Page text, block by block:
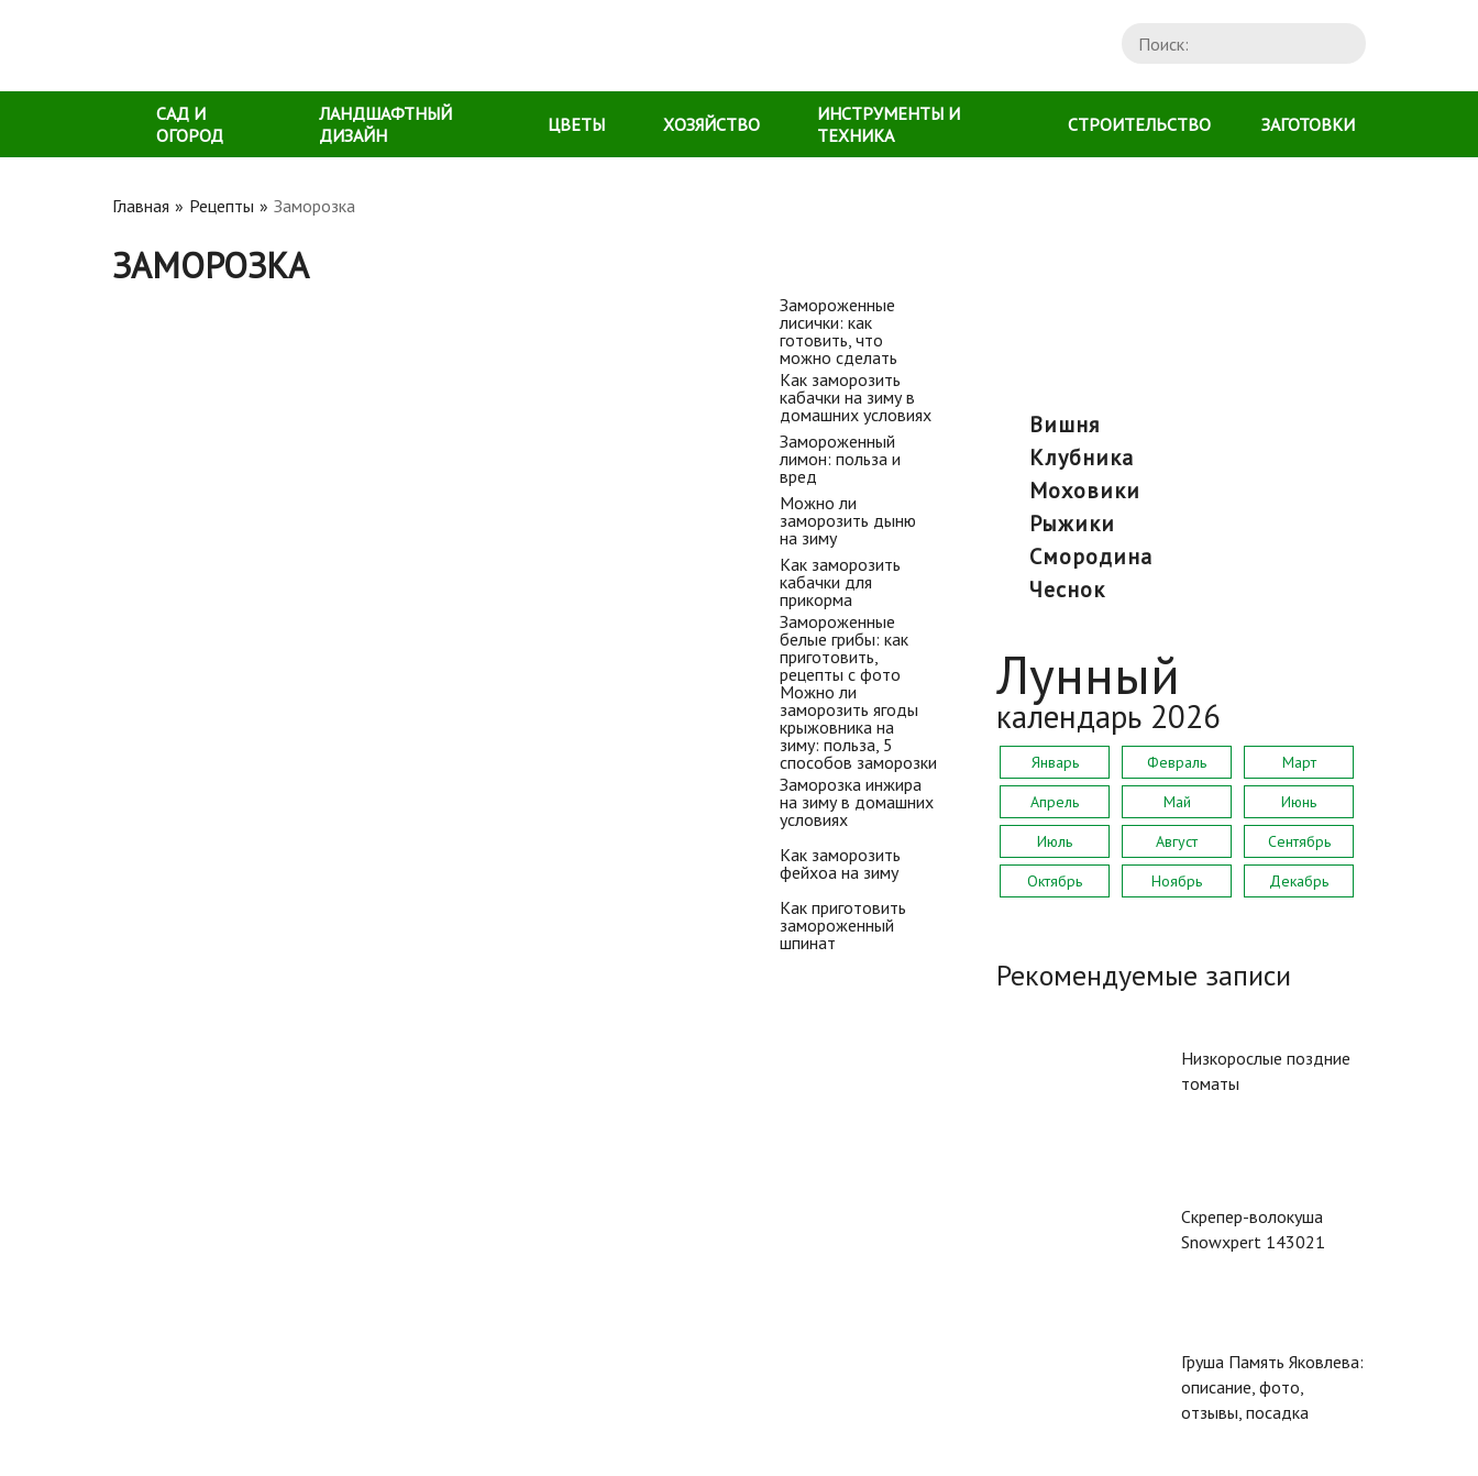
САД И
ОГОРОД
ЛАНДШАФТНЫЙ
ДИЗАЙН
ЦВЕТЫ ХОЗЯЙСТВО
ИНСТРУМЕНТЫ И
ТЕХНИКА
СТРОИТЕЛЬСТВО ЗАГОТОВКИ
Главная Рецепты Заморозка
ЗАМОРОЗКА
Замороженные
лисички: как
готовить, что
можно сделать
Как заморозить
кабачки на зиму в
домашних условиях
Замороженный
лимон: польза и
вред
Можно ли
заморозить дыню
на зиму
Как заморозить
кабачки для
прикорма
Замороженные
белые грибы: как
приготовить,
рецепты с фото
Можно ли
заморозить ягоды
крыжовника на
зиму: польза, 5
способов заморозки
Заморозка инжира
на зиму в домашних
условиях
Как заморозить
фейхоа на зиму
Как приготовить
замороженный
шпинат
вишня
клубника
моховики
рыжики
смородина
чеснок
Лунный
календарь 2026
Январь Февраль
Март
Апрель
Май
Июнь
Июль
Август
Сентябрь
Октябрь
Ноябрь Декабрь
Рекомендуемые записи
Низкорослые поздние
томаты
Скрепер-волокуша
Snowxpert 143021
Груша Память Яковлева:
описание, фото,
отзывы, посадка